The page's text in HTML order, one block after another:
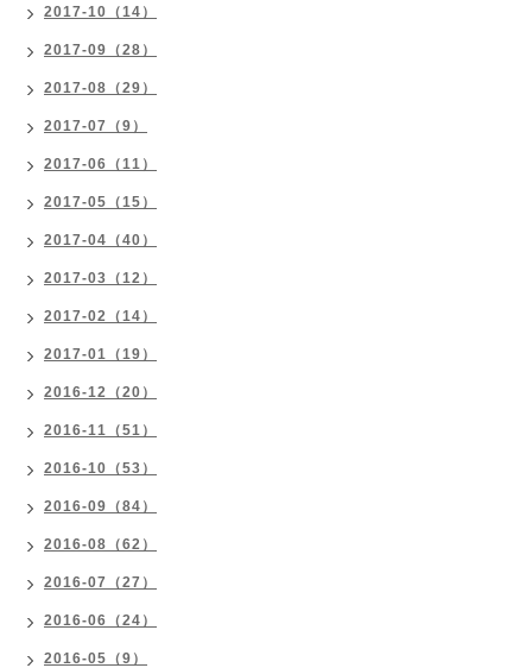
2017-10（14）
2017-09（28）
2017-08（29）
2017-07（9）
2017-06（11）
2017-05（15）
2017-04（40）
2017-03（12）
2017-02（14）
2017-01（19）
2016-12（20）
2016-11（51）
2016-10（53）
2016-09（84）
2016-08（62）
2016-07（27）
2016-06（24）
2016-05（9）